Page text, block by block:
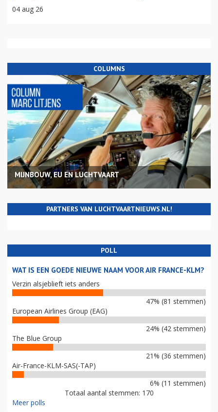
04 aug 26
COLUMNS
MIJNBOUW, EU EN LUCHTVAART
PARTNERS VAN LUCHTVAARTNIEUWS.NL!
POLL
WAT IS EEN GOEDE NIEUWE NAAM VOOR AIR FRANCE-KLM?
Verzin alsjeblieft iets anders
47% (81 stemmen)
European Airlines Group (EAG)
24% (42 stemmen)
The Blue Group
21% (36 stemmen)
Air-France-KLM-SAS(-TAP)
6% (11 stemmen)
Totaal aantal stemmen: 170
Meer polls